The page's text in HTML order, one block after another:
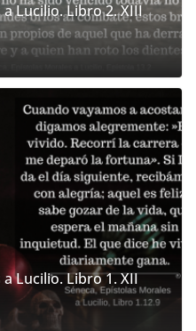
Lucilio. Libro 2. XIII
Lucilio. Libro 1. XII